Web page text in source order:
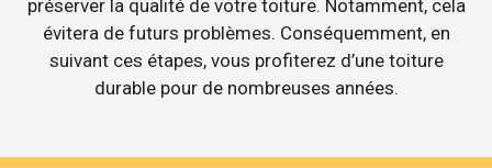
préserver la qualité de votre toiture. Notamment, cela
évitera de futurs problèmes. Conséquemment, en
suivant ces étapes, vous profiterez d’une toiture
durable pour de nombreuses années.